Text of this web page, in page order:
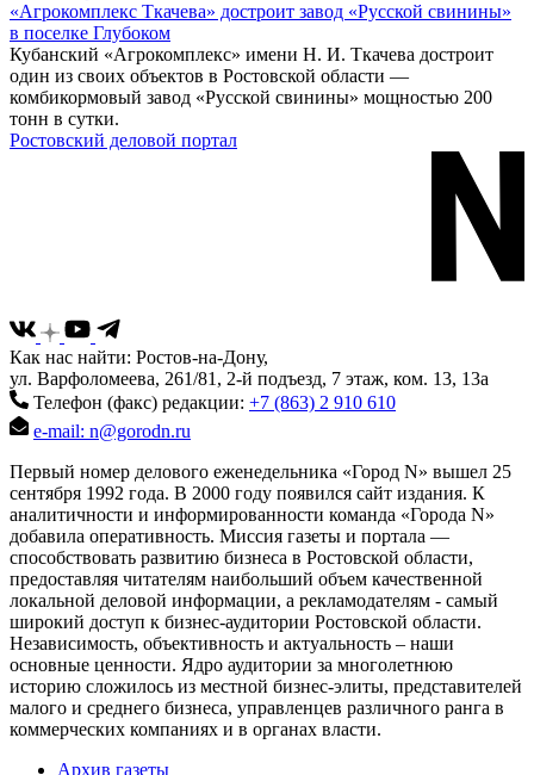
«Агрокомплекс Ткачева» достроит завод «Русской свинины»
в поселке Глубоком
Кубанский «Агрокомплекс» имени Н. И. Ткачева достроит
один из своих объектов в Ростовской области —
комбикормовый завод «Русской свинины» мощностью 200
тонн в сутки.
Ростовский деловой портал
Как нас найти: Ростов-на-Дону,
ул. Варфоломеева, 261/81, 2-й подъезд, 7 этаж, ком. 13, 13а
Телефон (факс) редакции: +7 (863) 2 910 610
e-mail: n@gorodn.ru
Первый номер делового еженедельника «Город N» вышел 25
сентября 1992 года. В 2000 году появился сайт издания. К
аналитичности и информированности команда «Города N»
добавила оперативность. Миссия газеты и портала —
способствовать развитию бизнеса в Ростовской области,
предоставляя читателям наибольший объем качественной
локальной деловой информации, а рекламодателям - самый
широкий доступ к бизнес-аудитории Ростовской области.
Независимость, объективность и актуальность – наши
основные ценности. Ядро аудитории за многолетнюю
историю сложилось из местной бизнес-элиты, представителей
малого и среднего бизнеса, управленцев различного ранга в
коммерческих компаниях и в органах власти.
Архив газеты